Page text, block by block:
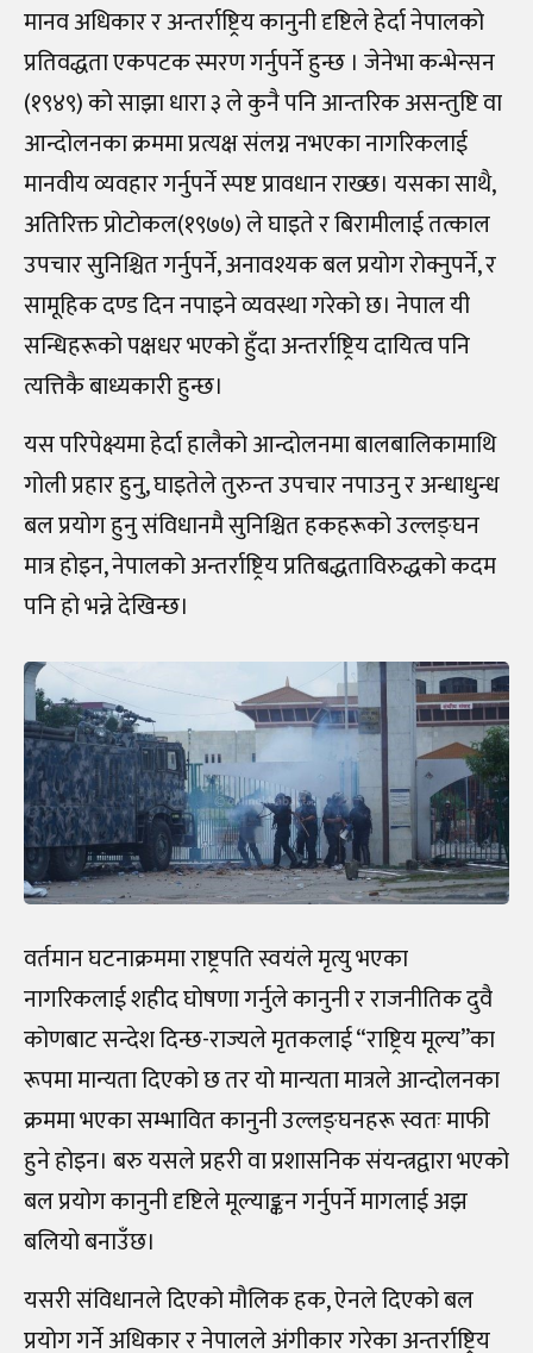
मानव अधिकार र अन्तर्राष्ट्रिय कानुनी दृष्टिले हेर्दा नेपालको
प्रतिवद्धता एकपटक स्मरण गर्नुपर्ने हुन्छ । जेनेभा कन्भेन्सन
(१९४९) को साझा धारा ३ ले कुनै पनि आन्तरिक असन्तुष्टि वा
आन्दोलनका क्रममा प्रत्यक्ष संलग्न नभएका नागरिकलाई
मानवीय व्यवहार गर्नुपर्ने स्पष्ट प्रावधान राख्छ। यसका साथै,
अतिरिक्त प्रोटोकल(१९७७) ले घाइते र बिरामीलाई तत्काल
उपचार सुनिश्चित गर्नुपर्ने, अनावश्यक बल प्रयोग रोक्नुपर्ने, र
सामूहिक दण्ड दिन नपाइने व्यवस्था गरेको छ। नेपाल यी
सन्धिहरूको पक्षधर भएको हुँदा अन्तर्राष्ट्रिय दायित्व पनि
त्यत्तिकै बाध्यकारी हुन्छ।
यस परिपेक्ष्यमा हेर्दा हालैको आन्दोलनमा बालबालिकामाथि
गोली प्रहार हुनु, घाइतेले तुरुन्त उपचार नपाउनु र अन्धाधुन्ध
बल प्रयोग हुनु संविधानमै सुनिश्चित हकहरूको उल्लङ्घन
मात्र होइन, नेपालको अन्तर्राष्ट्रिय प्रतिबद्धताविरुद्धको कदम
पनि हो भन्ने देखिन्छ।
वर्तमान घटनाक्रममा राष्ट्रपति स्वयंले मृत्यु भएका
नागरिकलाई शहीद घोषणा गर्नुले कानुनी र राजनीतिक दुवै
कोणबाट सन्देश दिन्छ-राज्यले मृतकलाई “राष्ट्रिय मूल्य”का
रूपमा मान्यता दिएको छ तर यो मान्यता मात्रले आन्दोलनका
क्रममा भएका सम्भावित कानुनी उल्लङ्घनहरू स्वतः माफी
हुने होइन। बरु यसले प्रहरी वा प्रशासनिक संयन्त्रद्वारा भएको
बल प्रयोग कानुनी दृष्टिले मूल्याङ्कन गर्नुपर्ने मागलाई अझ
बलियो बनाउँछ।
यसरी संविधानले दिएको मौलिक हक, ऐनले दिएको बल
प्रयोग गर्ने अधिकार र नेपालले अंगीकार गरेका अन्तर्राष्ट्रिय